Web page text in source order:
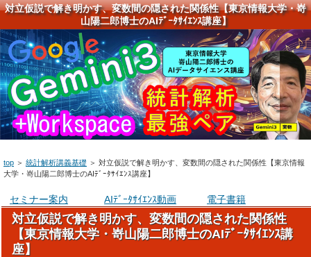
対立仮説で解き明かす、変数間の隠された関係性【東京情報大学・嵜
山陽二郎博士のAIﾃﾞｰﾀｻｲｴﾝｽ講座】
top ＞ 統計解析講義基礎 ＞ 対立仮説で解き明かす、変数間の隠された関係性【東京情報
大学・嵜山陽二郎博士のAIﾃﾞｰﾀｻｲｴﾝｽ講座】
セミナー案内 AIﾃﾞｰﾀｻｲｴﾝｽ動画 電子書籍
対立仮説で解き明かす、変数間の隠された関係性
【東京情報大学・嵜山陽二郎博士のAIﾃﾞｰﾀｻｲｴﾝｽ講
座】